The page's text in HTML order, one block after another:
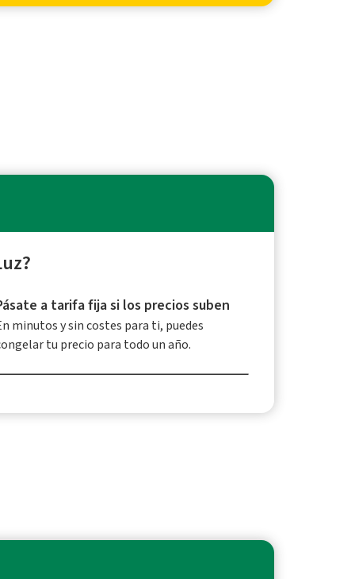
a tarifa fija si los precios suben
minutos y sin costes para ti, puedes
tu precio para todo un año.